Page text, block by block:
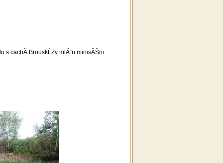
s cachĂ­ BrouskĹŻv mlĂ˝n minisĂŠrii